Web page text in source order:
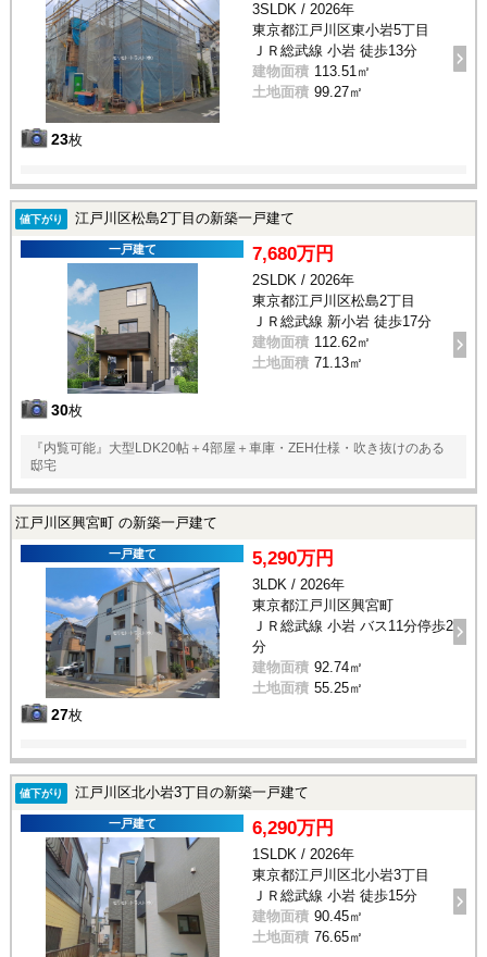
23枚
3SLDK / 2026年
東京都江戸川区東小岩5丁目
ＪＲ総武線 小岩 徒歩13分
建物面積 113.51㎡
土地面積 99.27㎡
値下がり 江戸川区松島2丁目の新築一戸建て
一戸建て
30枚
7,680万円
2SLDK / 2026年
東京都江戸川区松島2丁目
ＪＲ総武線 新小岩 徒歩17分
建物面積 112.62㎡
土地面積 71.13㎡
『内覧可能』大型LDK20帖＋4部屋＋車庫・ZEH仕様・吹き抜けのある
邸宅
江戸川区興宮町 の新築一戸建て
一戸建て
27枚
5,290万円
3LDK / 2026年
東京都江戸川区興宮町
ＪＲ総武線 小岩 バス11分停歩2
分
建物面積 92.74㎡
土地面積 55.25㎡
値下がり 江戸川区北小岩3丁目の新築一戸建て
一戸建て 6,290万円
1SLDK / 2026年
東京都江戸川区北小岩3丁目
ＪＲ総武線 小岩 徒歩15分
建物面積 90.45㎡
土地面積 76.65㎡